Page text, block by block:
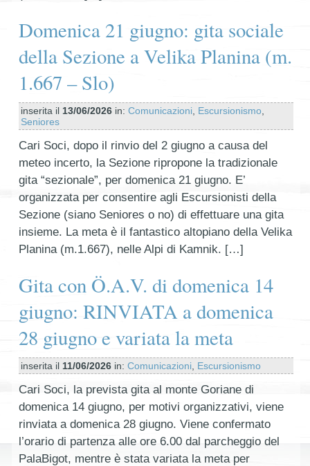
Domenica 21 giugno: gita sociale
della Sezione a Velika Planina (m.
1.667 – Slo)
inserita il 13/06/2026 in: Comunicazioni Escursionismo
Seniores
Cari Soci, dopo il rinvio del 2 giugno a causa del
meteo incerto, la Sezione ripropone la tradizionale
gita “sezionale”, per domenica 21 giugno. E’
organizzata per consentire agli Escursionisti della
Sezione (siano Seniores o no) di effettuare una gita
insieme. La meta è il fantastico altopiano della Velika
Planina (m.1.667), nelle Alpi di Kamnik. […]
Gita con Ö.A.V. di domenica 14
giugno: RINVIATA a domenica
28 giugno e variata la meta
inserita il 11/06/2026 in: Comunicazioni Escursionismo
Cari Soci, la prevista gita al monte Goriane di
domenica 14 giugno, per motivi organizzativi, viene
rinviata a domenica 28 giugno. Viene confermato
l’orario di partenza alle ore 6.00 dal parcheggio del
PalaBigot, mentre è stata variata la meta per